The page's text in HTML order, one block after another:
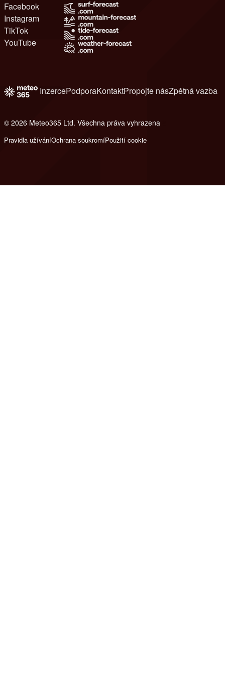
Facebook
Instagram
TikTok
YouTube
InzercePodporaKontaktPropojte násZpětná vazba
© 2026 Meteo365 Ltd. Všechna práva vyhrazena
Pravidla užíváníOchrana soukromíPoužití cookie